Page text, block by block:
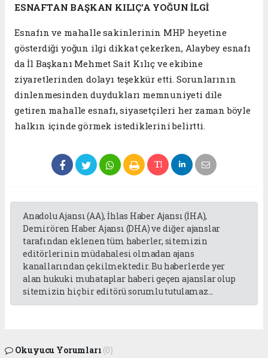
ESNAFTAN BAŞKAN KILIÇ’A YOĞUN İLGİ
Esnafın ve mahalle sakinlerinin MHP heyetine
gösterdiği yoğun ilgi dikkat çekerken, Alaybey esnafı
da İl Başkanı Mehmet Sait Kılıç ve ekibine
ziyaretlerinden dolayı teşekkür etti. Sorunlarının
dinlenmesinden duydukları memnuniyeti dile
getiren mahalle esnafı, siyasetçileri her zaman böyle
halkın içinde görmek istediklerini belirtti.
Anadolu Ajansı (AA), İhlas Haber Ajansı (İHA),
Demirören Haber Ajansı (DHA) ve diğer ajanslar
tarafından eklenen tüm haberler, sitemizin
editörlerinin müdahalesi olmadan ajans
kanallarından çekilmektedir. Bu haberlerde yer
alan hukuki muhataplar haberi geçen ajanslar olup
sitemizin hiç bir editörü sorumlu tutulamaz...
Okuyucu Yorumları (0)